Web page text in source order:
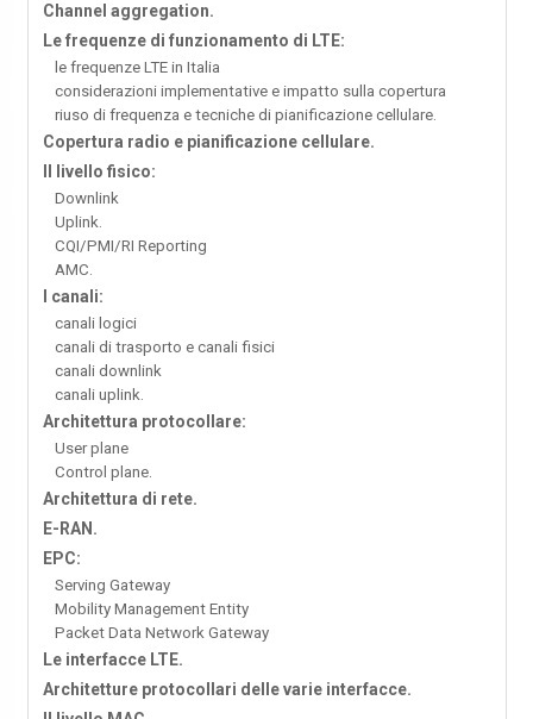
Channel aggregation.
Le frequenze di funzionamento di LTE:
le frequenze LTE in Italia
considerazioni implementative e impatto sulla copertura
riuso di frequenza e tecniche di pianificazione cellulare.
Copertura radio e pianificazione cellulare.
Il livello fisico:
Downlink
Uplink.
CQI/PMI/RI Reporting
AMC.
I canali:
canali logici
canali di trasporto e canali fisici
canali downlink
canali uplink.
Architettura protocollare:
User plane
Control plane.
Architettura di rete.
E-RAN.
EPC:
Serving Gateway
Mobility Management Entity
Packet Data Network Gateway
Le interfacce LTE.
Architetture protocollari delle varie interfacce.